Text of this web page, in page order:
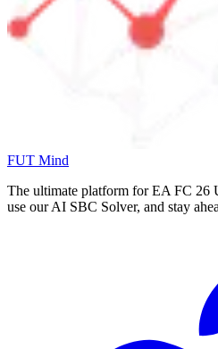
FUT Mind
The ultimate platform for EA FC 26
use our AI SBC Solver, and stay